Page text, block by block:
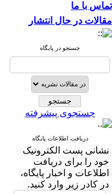
تماس با ما
مقالات در حال انتشار
جستجو در پایگاه
جستجوی پیشرفته
دریافت اطلاعات پایگاه
نشانی پست الکترونیک
خود را برای دریافت
اطلاعات و اخبار پایگاه،
در کادر زیر وارد کنید.